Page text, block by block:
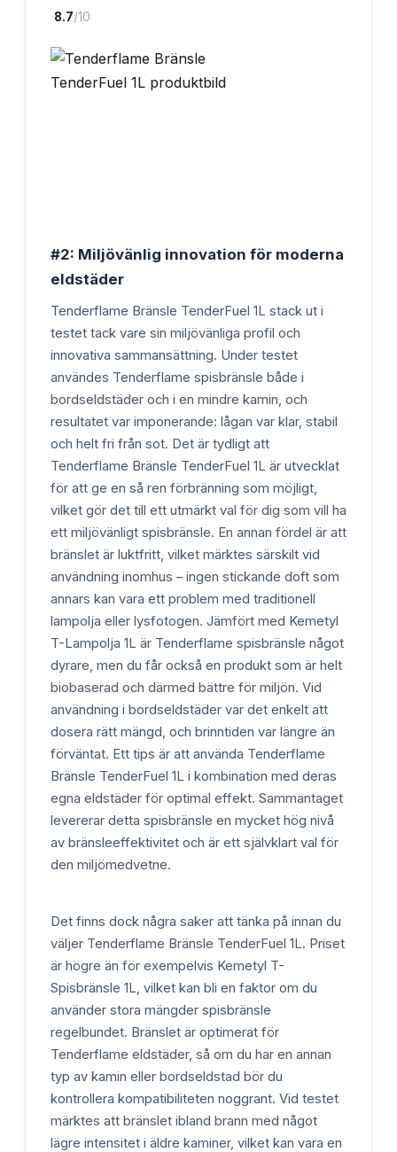
·8.7/10
#2: Miljövänlig innovation för moderna
eldstäder
Tenderflame Bränsle TenderFuel 1L stack ut i
testet tack vare sin miljövänliga profil och
innovativa sammansättning. Under testet
användes Tenderflame spisbränsle både i
bordseldstäder och i en mindre kamin, och
resultatet var imponerande: lågan var klar, stabil
och helt fri från sot. Det är tydligt att
Tenderflame Bränsle TenderFuel 1L är utvecklat
för att ge en så ren förbränning som möjligt,
vilket gör det till ett utmärkt val för dig som vill ha
ett miljövänligt spisbränsle. En annan fördel är att
bränslet är luktfritt, vilket märktes särskilt vid
användning inomhus – ingen stickande doft som
annars kan vara ett problem med traditionell
lampolja eller lysfotogen. Jämfört med Kemetyl
T-Lampolja 1L är Tenderflame spisbränsle något
dyrare, men du får också en produkt som är helt
biobaserad och därmed bättre för miljön. Vid
användning i bordseldstäder var det enkelt att
dosera rätt mängd, och brinntiden var längre än
förväntat. Ett tips är att använda Tenderflame
Bränsle TenderFuel 1L i kombination med deras
egna eldstäder för optimal effekt. Sammantaget
levererar detta spisbränsle en mycket hög nivå
av bränsleeffektivitet och är ett självklart val för
den miljömedvetne.
Det finns dock några saker att tänka på innan du
väljer Tenderflame Bränsle TenderFuel 1L. Priset
är högre än för exempelvis Kemetyl T-
Spisbränsle 1L, vilket kan bli en faktor om du
använder stora mängder spisbränsle
regelbundet. Bränslet är optimerat för
Tenderflame eldstäder, så om du har en annan
typ av kamin eller bordseldstad bör du
kontrollera kompatibiliteten noggrant. Vid testet
märktes att bränslet ibland brann med något
lägre intensitet i äldre kaminer, vilket kan vara en